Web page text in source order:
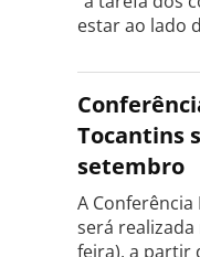
estar ao lado
Tocantins
setembro
A Conferência
será
feira), a partir